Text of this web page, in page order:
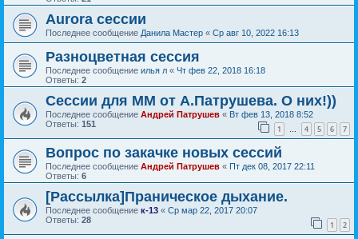
Aurora сессии
Последнее сообщение Данила Мастер « Ср авг 10, 2022 16:13
Разноцветная сессия
Последнее сообщение илья л « Чт фев 22, 2018 16:18
Ответы: 2
Сессии для ММ от А.Патрушева. О них!))
Последнее сообщение Андрей Патрушев « Вт фев 13, 2018 8:52
Ответы: 151 1 … 4 5 6 7
Вопрос по закачке новых сессий
Последнее сообщение Андрей Патрушев « Пт дек 08, 2017 22:11
Ответы: 6
[Рассылка]Праническое дыхание.
Последнее сообщение к-13 « Ср мар 22, 2017 20:07
Ответы: 28 1 2